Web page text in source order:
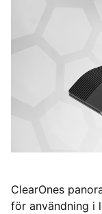
ClearOnes
för användning i